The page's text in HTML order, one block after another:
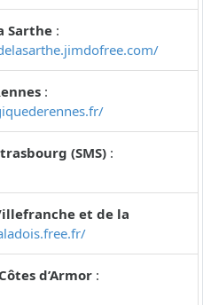
Sarthe :
:
(SMS) :
et de la
d’Armor :